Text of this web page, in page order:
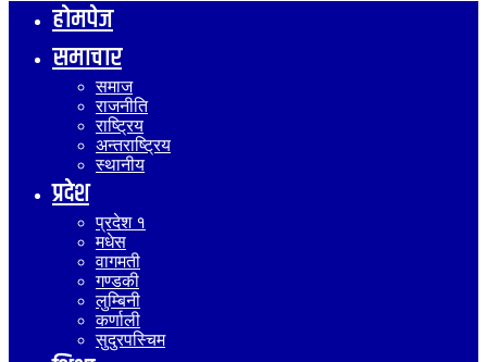
होमपेज
समाचार
समाज
राजनीति
राष्ट्रिय
अन्तराष्ट्रिय
स्थानीय
प्रदेश
प्रदेश १
मधेस
वागमती
गण्डकी
लुम्बिनी
कर्णाली
सुदुरपस्चिम